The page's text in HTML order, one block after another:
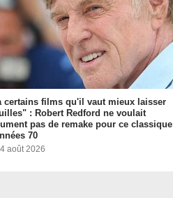
certains films qu'il vaut mieux laisser
: Robert Redford ne voulait
pas de remake pour ce classique
70
août 2026